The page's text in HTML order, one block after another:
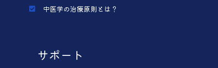
中医学の治療原則とは？
サポート